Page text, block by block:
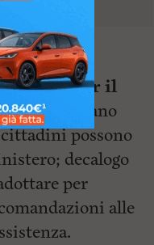
Saluteper il
quotidiano
possono
decalogo
per
alle